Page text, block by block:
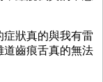
症狀真的與我有雷
道齒痕舌真的無法